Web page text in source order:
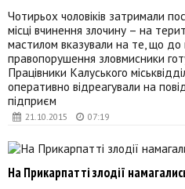
21.10.2015 07:19
Чотирьох чоловіків затримали
місці вчинення злочину – на
мастилом вказували на те, що до
правопорушення зловмисники
Працівники Калуського
оперативно відреагували на
підприєм
На Прикарпатті злодії